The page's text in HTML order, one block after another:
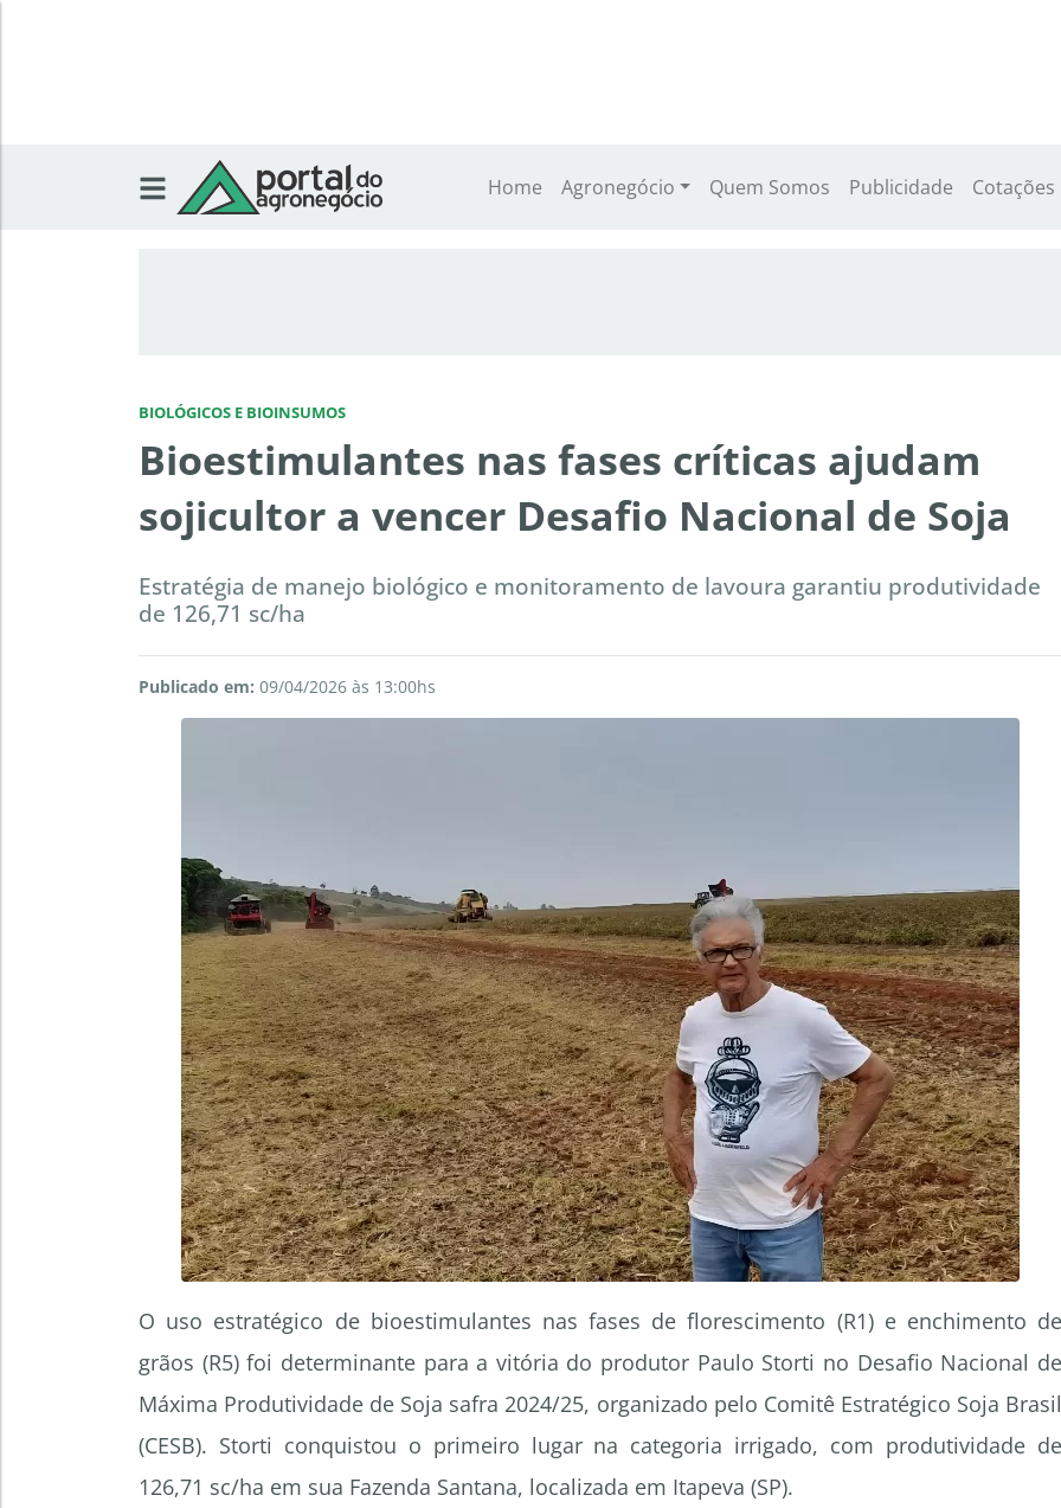
Home Agronegócio Quem Somos Publicidade Cotações
BIOLÓGICOS E BIOINSUMOS
Bioestimulantes nas fases críticas ajudam
sojicultor a vencer Desafio Nacional de Soja
Estratégia de manejo biológico e monitoramento de lavoura garantiu produtividade
de 126,71 sc/ha
Publicado em: 09/04/2026 às 13:00hs
O uso estratégico de bioestimulantes nas fases de florescimento (R1) e enchimento de
grãos (R5) foi determinante para a vitória do produtor Paulo Storti no Desafio Nacional de
Máxima Produtividade de Soja safra 2024/25, organizado pelo Comitê Estratégico Soja Brasil
(CESB). Storti conquistou o primeiro lugar na categoria irrigado, com produtividade de
126,71 sc/ha em sua Fazenda Santana, localizada em Itapeva (SP).